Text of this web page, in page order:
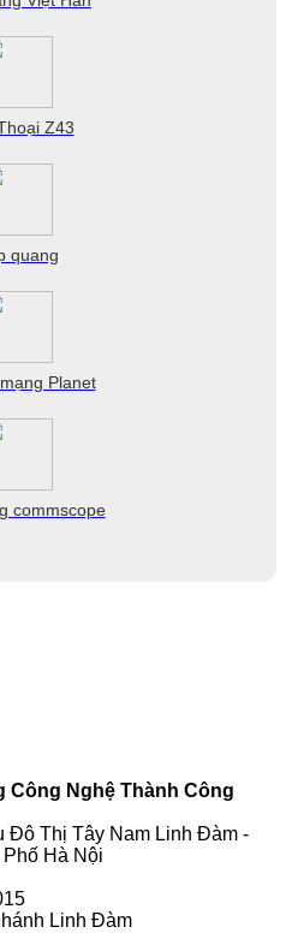
Z43
quang
Planet
commscope
Công Nghệ Thành Công
Đô Thị Tây Nam Linh Đàm -
Hà Nội
Linh Đàm